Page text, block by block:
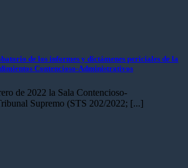
de los informes y dictámenes periciales de la
Contencioso-Administrativos
de 2022 la Sala Contencioso-
Supremo (STS 202/2022; [...]